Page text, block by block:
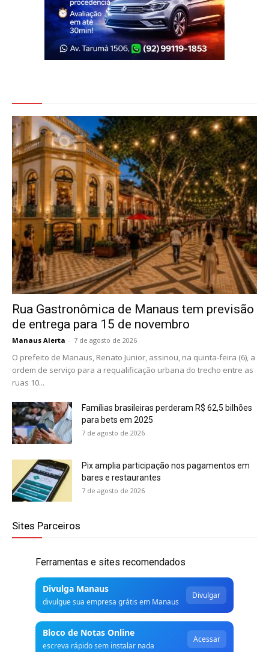
Rua Gastronômica de Manaus tem previsão
de entrega para 15 de novembro
Manaus Alerta - 7 de agosto de 2026
O prefeito de Manaus, Renato Junior, assinou, na quinta-feira (6), a
ordem de serviço para a requalificação urbana do trecho entre as
ruas 10...
Famílias brasileiras perderam R$ 62,5 bilhões
para bets em 2025
7 de agosto de 2026
Pix amplia participação nos pagamentos em
bares e restaurantes
7 de agosto de 2026
Sites Parceiros
Ferramentas e sites recomendados
Divulga Manaus
divulgue sua empresa grátis em Manaus
Divulgar
Bloco de Notas Online
escreva rápido sem instalar nada
Acessar